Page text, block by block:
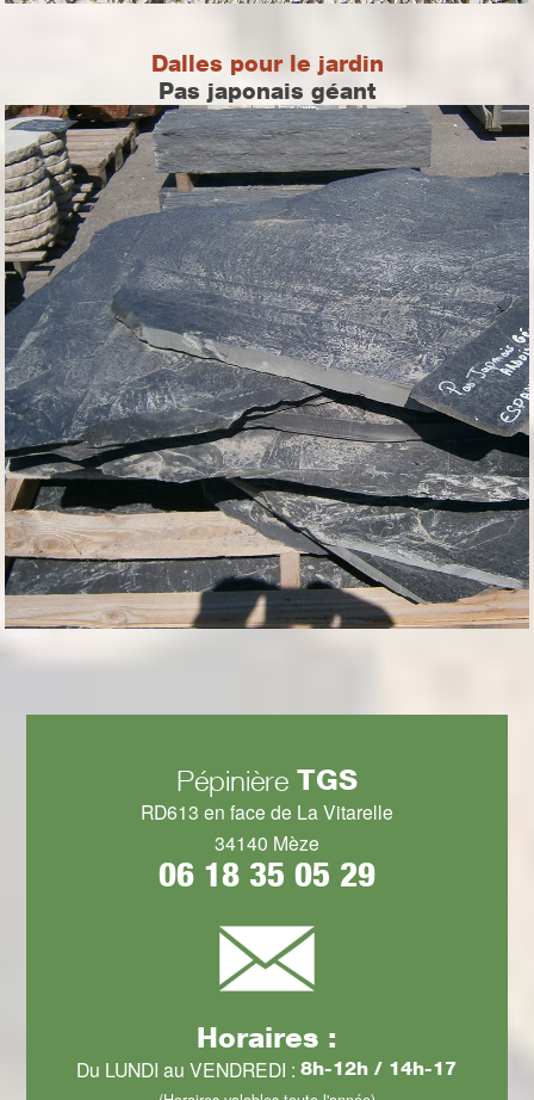
Dalles pour le jardin
Pas japonais géant
Pépinière TGS
RD613 en face de La Vitarelle
34140 Mèze
06 18 35 05 29
Horaires :
Du LUNDI au VENDREDI :8h-12h / 14h-17